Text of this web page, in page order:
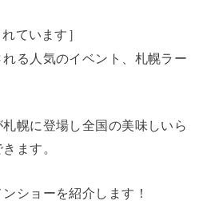
ています］
る人気のイベント、札幌ラー
幌に登場し全国の美味しいら
ます。
ショーを紹介します！